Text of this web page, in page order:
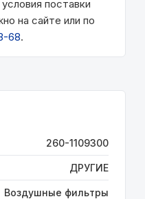
поставки
на сайте или по
68.
260-1109300
ДРУГИЕ
Воздушные фильтры